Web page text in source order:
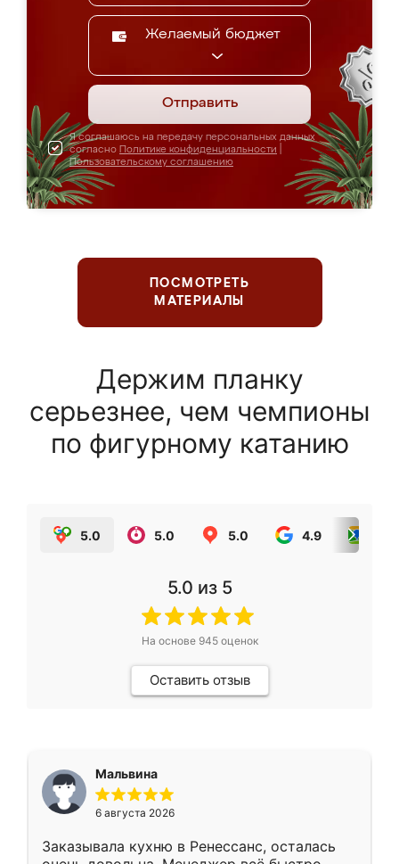
Желаемый бюджет
Отправить
Я соглашаюсь на передачу персональных данных
согласно Политике конфиденциальности
Пользовательскому соглашению
ПОСМОТРЕТЬ
МАТЕРИАЛЫ
Держим планку
серьезнее, чем чемпионы
по фигурному катанию
5.0 5.0 5.0 4.9
5.0 из 5
На основе 945оценок
Оставить отзыв
Мальвина
6 августа 2026
Заказывала кухню в Ренессанс, осталась